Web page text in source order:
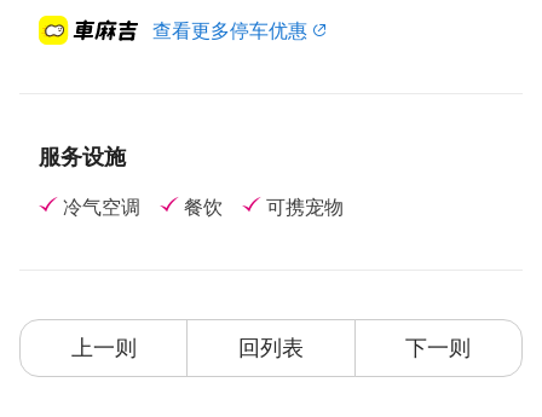
查看更多停车优惠
服务设施
冷气空调 餐饮 可携宠物
上一则 回列表 下一则